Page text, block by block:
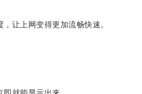
让上网变得更加流畅快速。